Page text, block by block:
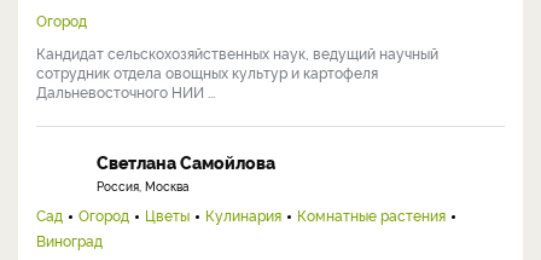
Огород
Кандидат сельскохозяйственных наук, ведущий научный
сотрудник отдела овощных культур и картофеля
Дальневосточного НИИ ...
Светлана Самойлова
Россия, Москва
Сад Огород Цветы Кулинария
Комнатные растения
Виноград